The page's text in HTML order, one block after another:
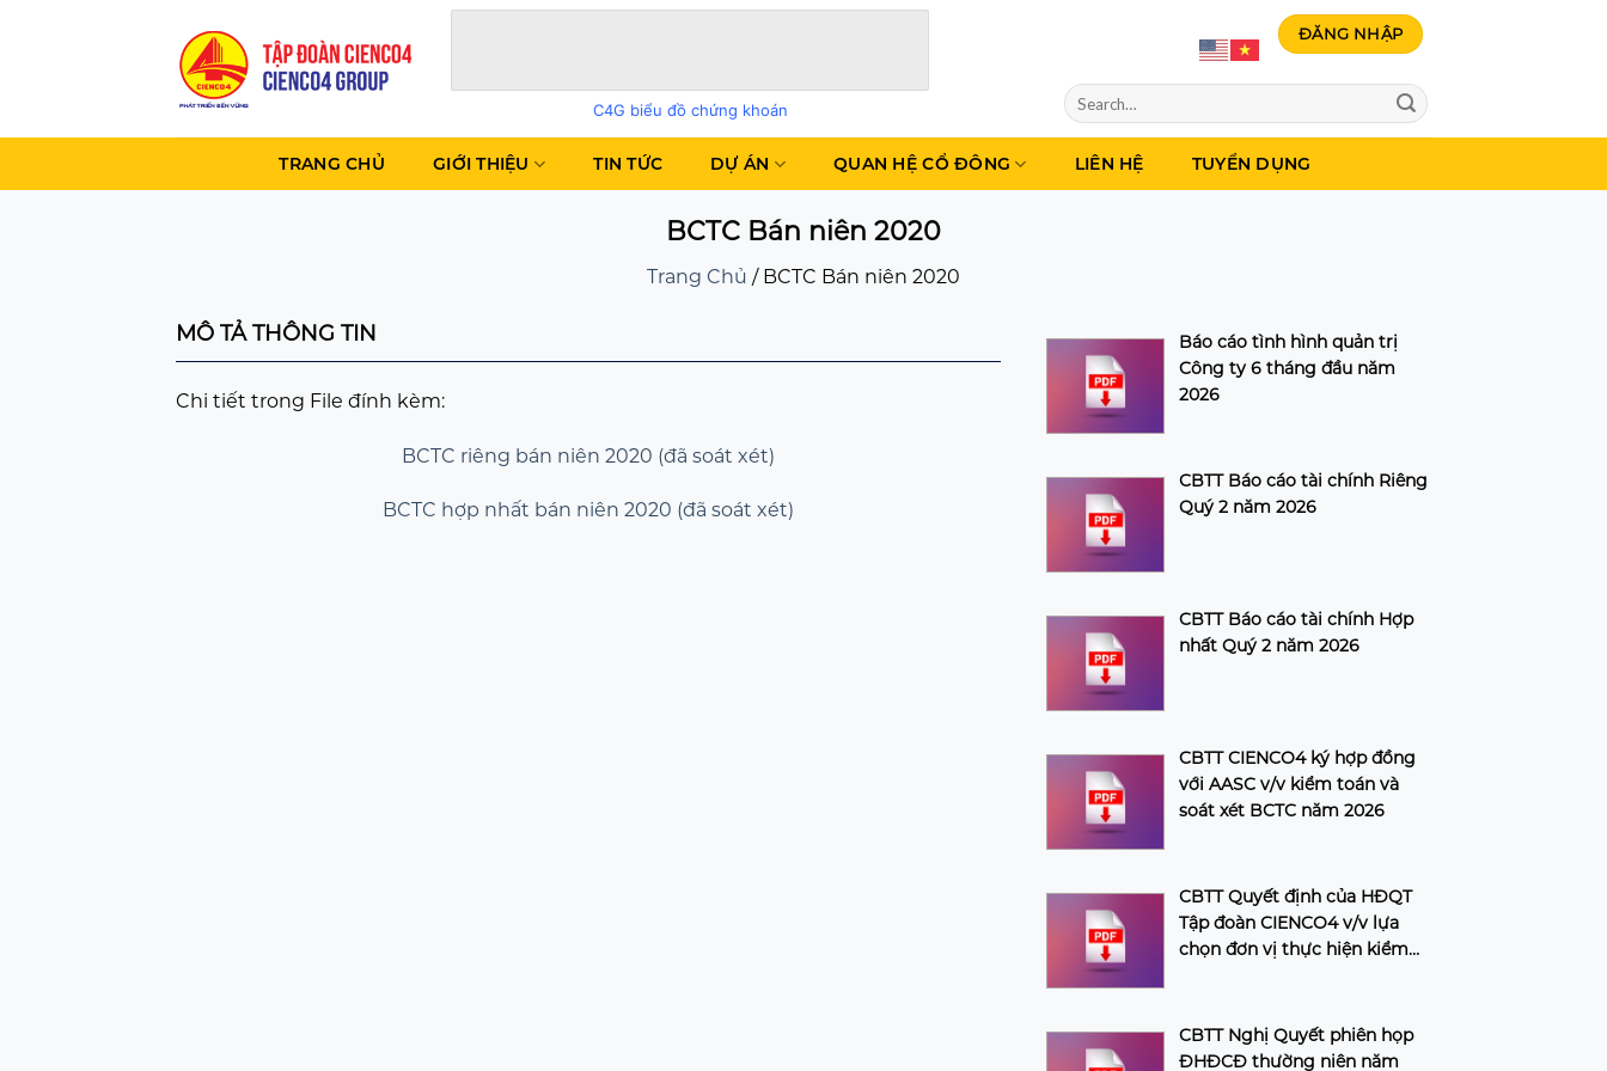
C4G biểu đồ chứng khoán
ĐĂNG NHẬP
TRANG CHỦ GIỚI THIỆU TIN TỨC DỰ ÁN QUAN HỆ CỔ ĐÔNG LIÊN HỆ TUYỂN DỤNG
BCTC Bán niên 2020
Trang Chủ / BCTC Bán niên 2020
MÔ TẢ THÔNG TIN
Chi tiết trong File đính kèm:
BCTC riêng bán niên 2020 (đã soát xét)
BCTC hợp nhất bán niên 2020 (đã soát xét)
Báo cáo tình hình quản trị
Công ty 6 tháng đầu năm
2026
CBTT Báo cáo tài chính Riêng
Quý 2 năm 2026
CBTT Báo cáo tài chính Hợp
nhất Quý 2 năm 2026
CBTT CIENCO4 ký hợp đồng
với AASC v/v kiểm toán và
soát xét BCTC năm 2026
CBTT Quyết định của HĐQT
Tập đoàn CIENCO4 v/v lựa
chọn đơn vị thực hiện kiểm
CBTT Nghị Quyết phiên họp
ĐHĐCĐ thường niên năm